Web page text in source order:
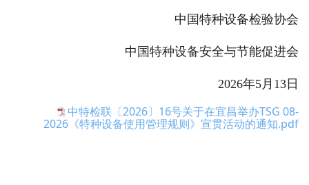
中国特种设备检验协会
中国特种设备安全与节能促进会
2026年5月13日
中特检联〔2026〕16号关于在宜昌举办TSG 08-
2026《特种设备使用管理规则》宣贯活动的通知.pdf